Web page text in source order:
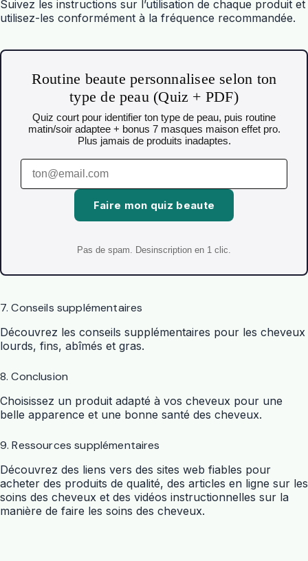
Suivez les instructions sur l’utilisation de chaque produit et
utilisez-les conformément à la fréquence recommandée.
Routine beaute personnalisee selon ton
type de peau (Quiz + PDF)
Quiz court pour identifier ton type de peau, puis routine
matin/soir adaptee + bonus 7 masques maison effet pro.
Plus jamais de produits inadaptes.
Faire mon quiz beaute
Pas de spam. Desinscription en 1 clic.
7. Conseils supplémentaires
Découvrez les conseils supplémentaires pour les cheveux
lourds, fins, abîmés et gras.
8. Conclusion
Choisissez un produit adapté à vos cheveux pour une
belle apparence et une bonne santé des cheveux.
9. Ressources supplémentaires
Découvrez des liens vers des sites web fiables pour
acheter des produits de qualité, des articles en ligne sur les
soins des cheveux et des vidéos instructionnelles sur la
manière de faire les soins des cheveux.